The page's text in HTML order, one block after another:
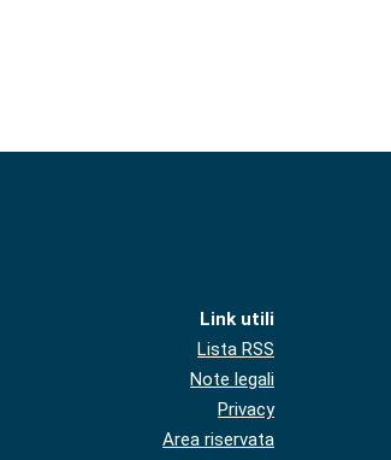
Link utili
Lista RSS
Note legali
Privacy
Area riservata